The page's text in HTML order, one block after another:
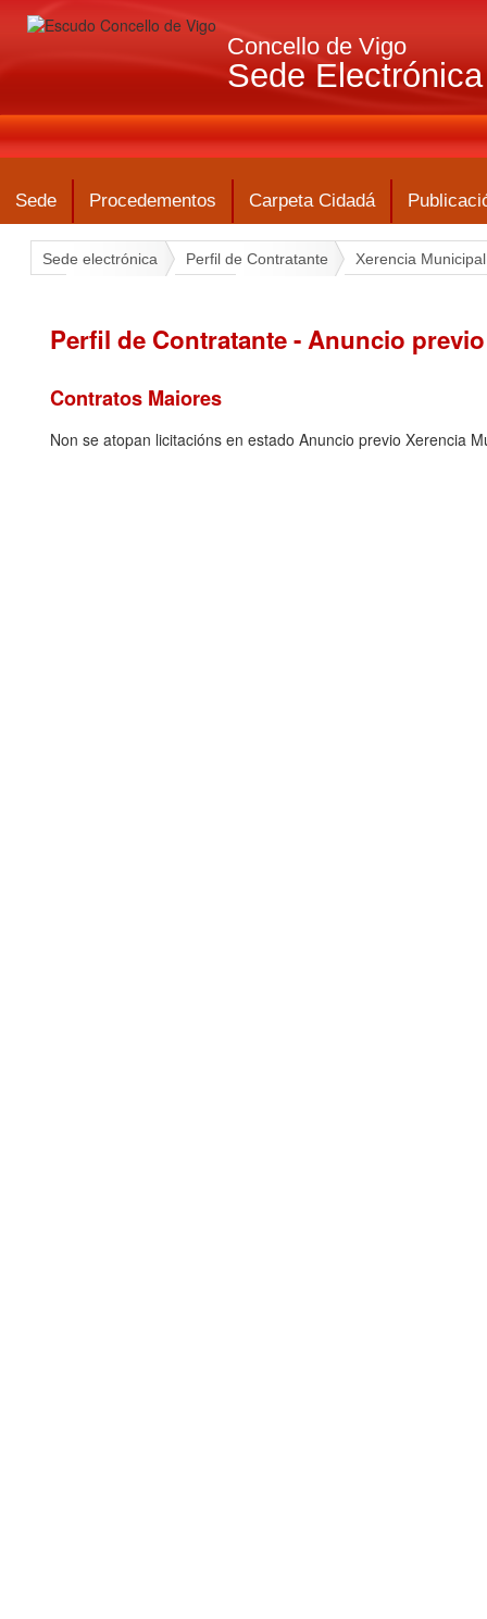
Concello de Vigo
Sede
Sede Procedementos Carpeta Cidadá
Sede electrónica Perfil de Contratante Xerencia
Perfil de Contratante - Anuncio previo
Contratos Maiores
Non se atopan licitacións en estado Anuncio previo Xerencia